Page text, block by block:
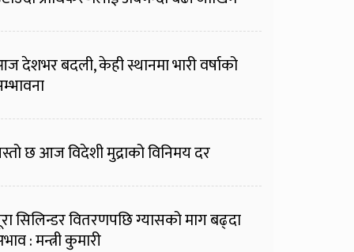
देशभर बदली, केही स्थानमा भारी वर्षाको
छ आज विदेशी मुद्राको विनिमय दर
सिलिन्डर वितरणपछि ग्यासको माग बढ्दा
: मन्त्री कुमारी